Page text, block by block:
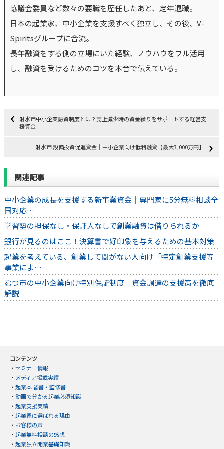
協議会委員など数々の要職を歴任したあと、定年退職。
日本の起業家、中小企業を支援すべく独立し、その後、V-
Spiritsグループに合流。
長年融資をする側の立場にいた経験、ノウハウをフル活用
し、融資を受けるためのコツを本音で伝えている。
射水市中小企業融資制度とは？売上減少時の資金繰りをサポートする経営支
援資金
射水市 設備投資促進資金｜中小企業向け低利融資【最大3,000万円】
関連記事
中小企業の成長を支援する新事業資金｜専門家に5分無料相談全
国対応…
学習塾の担保なし・保証人なしで創業融資は借りられるか
銀行が見るのはここ！決算書で好印象を与えるための基本対策
起業を考えている、創業して間がない人向け「特定創業支援等
事業によ…
むつ市の中小企業向け特別保証制度｜資金調達の支援策を徹底
解説
コンテンツ
・ セミナー情報
・ メディア掲載実績
・ 起業本 著書・監修書
・ 動画で分かる起業必須知識
・ 起業支援実績
・ 起業家に選ばれる理由
・ お客様の声
・ 起業無料相談の感想
・ 起業独立開業基礎知識